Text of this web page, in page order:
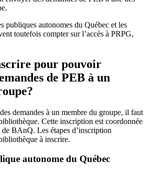
publiques autonomes du Québec et les
toutefois compter sur l’accès à PRPG,
pour pouvoir
de PEB à un
demandes à un membre du groupe, il faut
Cette inscription est coordonnée
BAnQ. Les étapes d’inscription
à inscrire.
autonome du Québec